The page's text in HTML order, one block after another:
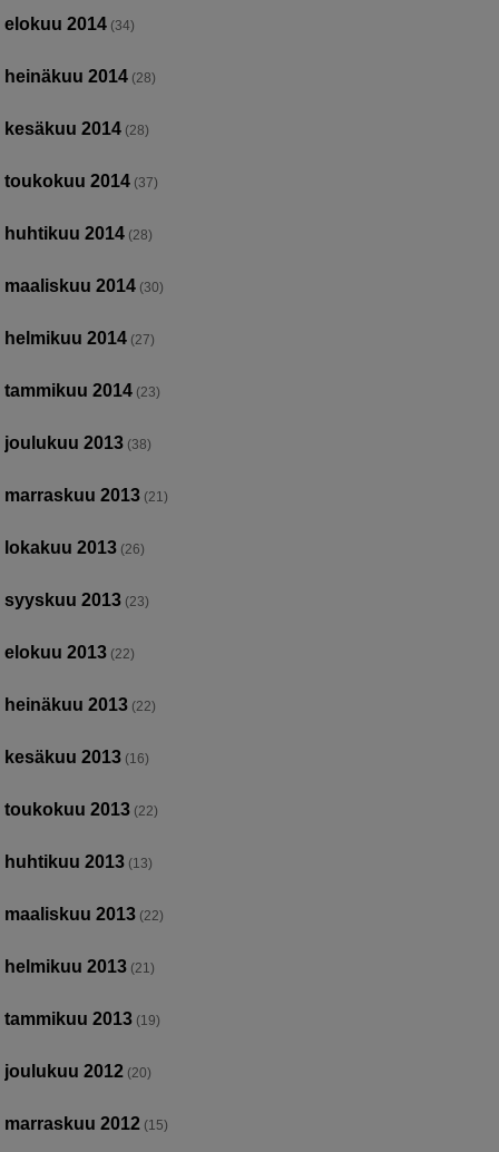
elokuu 2014 (34)
heinäkuu 2014 (28)
kesäkuu 2014 (28)
toukokuu 2014 (37)
huhtikuu 2014 (28)
maaliskuu 2014 (30)
helmikuu 2014 (27)
tammikuu 2014 (23)
joulukuu 2013 (38)
marraskuu 2013 (21)
lokakuu 2013 (26)
syyskuu 2013 (23)
elokuu 2013 (22)
heinäkuu 2013 (22)
kesäkuu 2013 (16)
toukokuu 2013 (22)
huhtikuu 2013 (13)
maaliskuu 2013 (22)
helmikuu 2013 (21)
tammikuu 2013 (19)
joulukuu 2012 (20)
marraskuu 2012 (15)